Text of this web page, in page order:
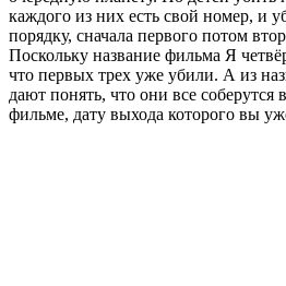
каждого из них есть свой номер, и
порядку, сначала первого потом
Поскольку название фильма Я
что первых трех уже убили. А из
дают понять, что они все соберутся
фильме, дату выхода которого вы